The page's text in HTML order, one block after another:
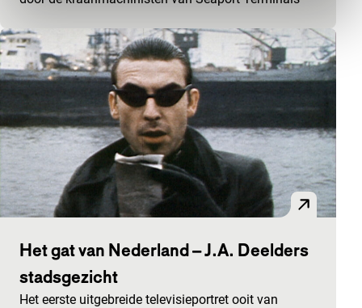
Het gat van Nederland – J.A. Deelders
stadsgezicht
Het eerste uitgebreide televisieportret ooit van